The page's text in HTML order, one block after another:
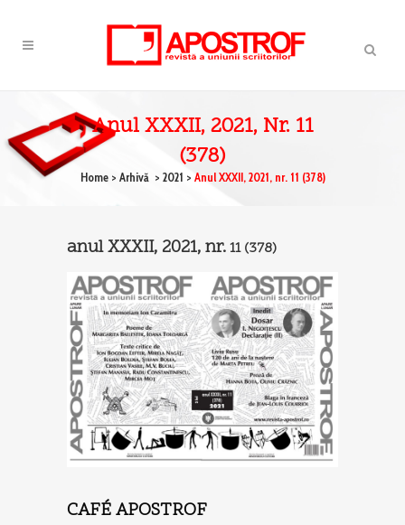
Anul XXXII, 2021, Nr. 11
(378)
Home> Arhivă > 2021 > Anul XXXII, 2021, nr. 11 (378)
anul XXXII, 2021, nr.11(378)
CAFÉ APOSTROF